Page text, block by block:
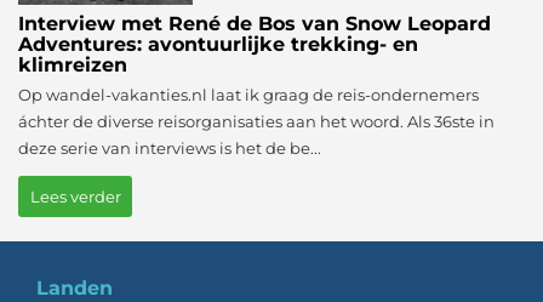
Interview met René de Bos van Snow Leopard
Adventures: avontuurlijke trekking- en
klimreizen
Op wandel-vakanties.nl laat ik graag de reis-ondernemers
áchter de diverse reisorganisaties aan het woord. Als 36ste in
deze serie van interviews is het de be...
Lees verder
Landen